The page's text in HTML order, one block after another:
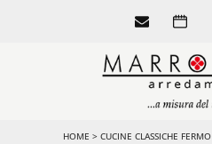
HOME > CUCINE CLASSICHE FERMO